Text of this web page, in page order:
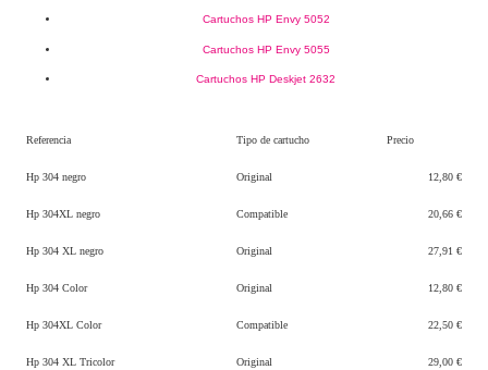
Cartuchos HP Envy 5052
Cartuchos HP Envy 5055
Cartuchos HP Deskjet 2632
Referencia Tipo de cartucho Precio
Hp 304 negro Original 12,80 €
Hp 304XL negro Compatible 20,66 €
Hp 304 XL negro Original 27,91 €
Hp 304 Color Original 12,80 €
Hp 304XL Color Compatible 22,50 €
Hp 304 XL Tricolor Original 29,00 €